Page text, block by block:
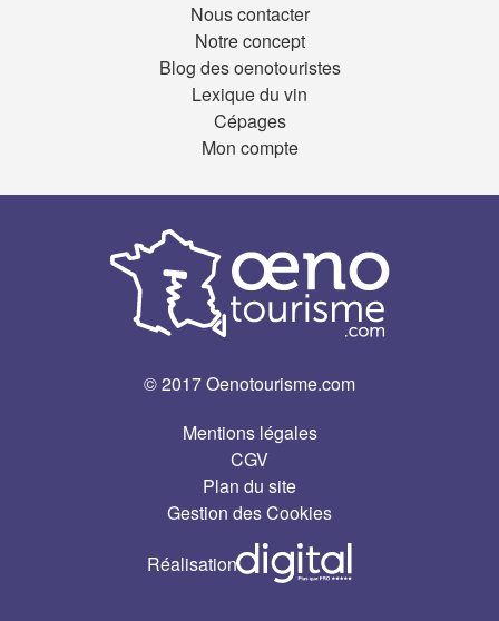
Nous contacter
Notre concept
Blog des oenotouristes
Lexique du vin
Cépages
Mon compte
© 2017 Oenotourisme.com
Réalisation
Mentions légales
CGV
Plan du site
Gestion des Cookies